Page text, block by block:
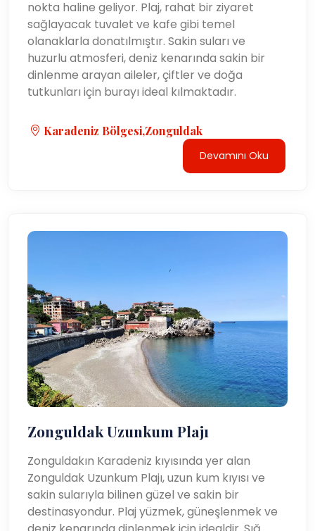
nokta haline geliyor. Plaj, rahat bir ziyaret
sağlayacak tuvalet ve kafe gibi temel
olanaklarla donatılmıştır. Sakin suları ve
huzurlu atmosferi, deniz kenarında sakin bir
dinlenme arayan aileler, çiftler ve doğa
tutkunları için burayı ideal kılmaktadır.
Karadeniz Bölgesi,Zonguldak
Devamını Oku
Zonguldak Uzunkum Plajı
Zonguldakın Karadeniz kıyısında yer alan
Zonguldak Uzunkum Plajı, uzun kum kıyısı ve
sakin sularıyla bilinen güzel ve sakin bir
destinasyondur. Plaj yüzmek, güneşlenmek ve